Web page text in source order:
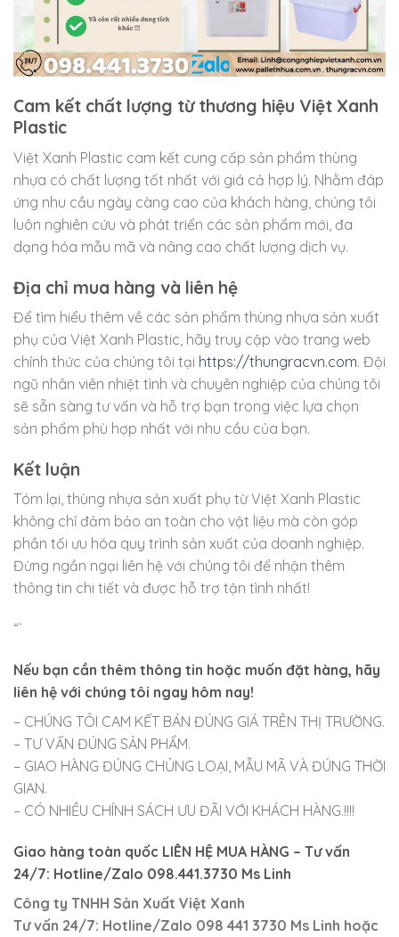
Cam kết chất lượng từ thương hiệu Việt Xanh
Plastic
Việt Xanh Plastic cam kết cung cấp sản phẩm thùng
nhựa có chất lượng tốt nhất với giá cả hợp lý. Nhằm đáp
ứng nhu cầu ngày càng cao của khách hàng, chúng tôi
luôn nghiên cứu và phát triển các sản phẩm mới, đa
dạng hóa mẫu mã và nâng cao chất lượng dịch vụ.
Địa chỉ mua hàng và liên hệ
Để tìm hiểu thêm về các sản phẩm thùng nhựa sản xuất
phụ của Việt Xanh Plastic, hãy truy cập vào trang web
chính thức của chúng tôi tại https://thungracvn.com. Đội
ngũ nhân viên nhiệt tình và chuyên nghiệp của chúng tôi
sẽ sẵn sàng tư vấn và hỗ trợ bạn trong việc lựa chọn
sản phẩm phù hợp nhất với nhu cầu của bạn.
Kết luận
Tóm lại, thùng nhựa sản xuất phụ từ Việt Xanh Plastic
không chỉ đảm bảo an toàn cho vật liệu mà còn góp
phần tối ưu hóa quy trình sản xuất của doanh nghiệp.
Đừng ngần ngại liên hệ với chúng tôi để nhận thêm
thông tin chi tiết và được hỗ trợ tận tình nhất!
“`
Nếu bạn cần thêm thông tin hoặc muốn đặt hàng, hãy
liên hệ với chúng tôi ngay hôm nay!
– CHÚNG TÔI CAM KẾT BÁN ĐÚNG GIÁ TRÊN THỊ TRƯỜNG.
– TƯ VẤN ĐÚNG SẢN PHẨM.
– GIAO HÀNG ĐÚNG CHỦNG LOẠI, MẪU MÃ VÀ ĐÚNG THỜI
GIAN.
– CÓ NHIỀU CHÍNH SÁCH ƯU ĐÃI VỚI KHÁCH HÀNG.!!!!
Giao hàng toàn quốc LIÊN HỆ MUA HÀNG – Tư vấn
24/7: Hotline/Zalo 098.441.3730 Ms Linh
Công ty TNHH Sản Xuất Việt Xanh
Tư vấn 24/7: Hotline/Zalo 098 441 3730 Ms Linh hoặc